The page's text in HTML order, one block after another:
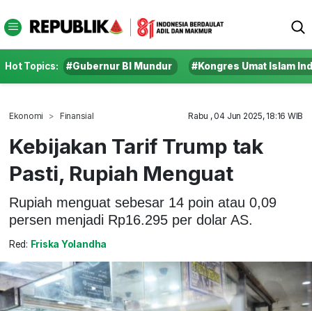
Hot Topics: #Gubernur BI Mundur #Kongres Umat Islam
Ekonomi Finansial Rabu , 04 Jun 2025, 18:16 WIB
Kebijakan Tarif Trump tak
Pasti, Rupiah Menguat
Rupiah menguat sebesar 14 poin atau 0,09
persen menjadi Rp16.295 per dolar AS.
Red: Friska Yolandha